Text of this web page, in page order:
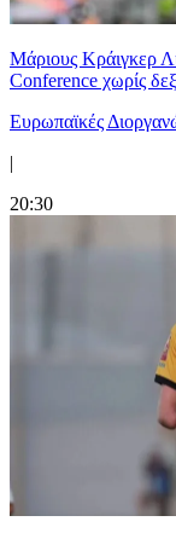
Μάριους Κράιγκερ
Conference χωρίς
Ευρωπαϊκές
|
20:30